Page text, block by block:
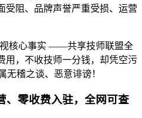
受阻、品牌声誉严重受损、运营
视核心事实 ——共享技师联盟全
用，不收技师一分钱，却凭空污
无稽之谈、恶意诽谤！
、零收费入驻，全网可查